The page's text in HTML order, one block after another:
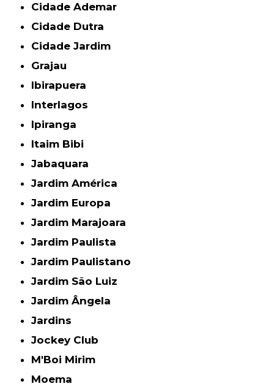
Cidade Ademar
Cidade Dutra
Cidade Jardim
Grajau
Ibirapuera
Interlagos
Ipiranga
Itaim Bibi
Jabaquara
Jardim América
Jardim Europa
Jardim Marajoara
Jardim Paulista
Jardim Paulistano
Jardim São Luiz
Jardim Ângela
Jardins
Jockey Club
M'Boi Mirim
Moema